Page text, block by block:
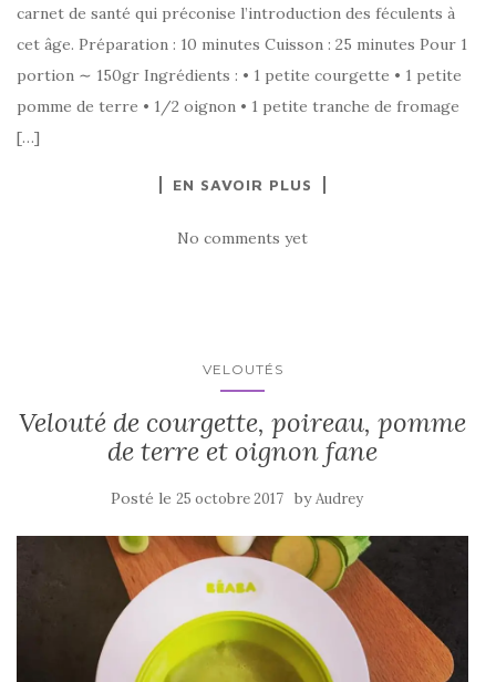
carnet de santé qui préconise l’introduction des féculents à
cet âge. Préparation : 10 minutes Cuisson : 25 minutes Pour 1
portion ∼ 150gr Ingrédients : • 1 petite courgette • 1 petite
pomme de terre • 1/2 oignon • 1 petite tranche de fromage
[…]
EN SAVOIR PLUS
No comments yet
VELOUTÉS
Velouté de courgette, poireau, pomme
de terre et oignon fane
Posté le 25 octobre 2017 byAudrey